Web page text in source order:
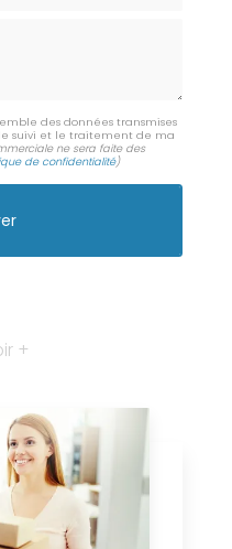
des données transmises
suivi et le traitement de ma
ne sera faite des
de confidentialité)
+